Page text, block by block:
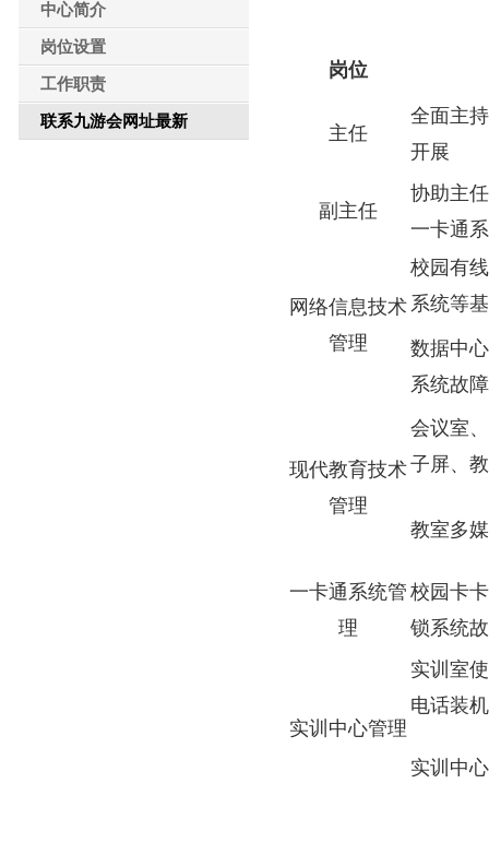
中心简介
岗位设置
工作职责
联系九游会网址最新
岗位
主任
全面主
开展
副主任
协助主
一卡通
网络信息技术
管理
校园有
系统等
数据中
系统故
现代教育技术
管理
会议室
子屏、
教室多
一卡通系统管
理
校园卡
锁系统
实训中心管理
实训室
电话装
实训中